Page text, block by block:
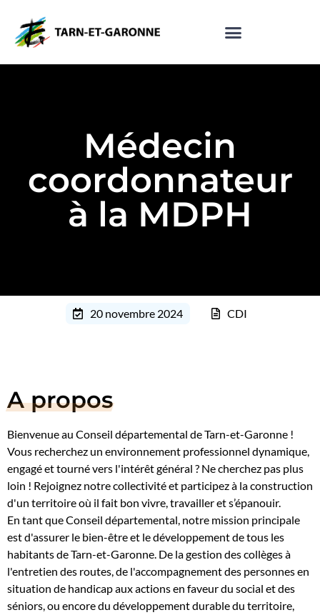
Médecin
coordonnateur
à la MDPH
20 novembre 2024 CDI
A propos
Bienvenue au Conseil départemental de Tarn-et-Garonne !
Vous recherchez un environnement professionnel dynamique,
engagé et tourné vers l'intérêt général ? Ne cherchez pas plus
loin ! Rejoignez notre collectivité et participez à la construction
d'un territoire où il fait bon vivre, travailler et s’épanouir.
En tant que Conseil départemental, notre mission principale
est d'assurer le bien-être et le développement de tous les
habitants de Tarn-et-Garonne. De la gestion des collèges à
l'entretien des routes, de l'accompagnement des personnes en
situation de handicap aux actions en faveur du social et des
séniors, ou encore du développement durable du territoire,